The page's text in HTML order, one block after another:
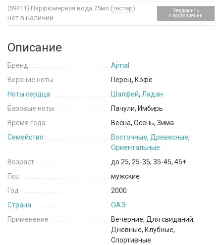
(59411) Парфюмерная вода 75мл (тестер)
нет в наличии
Уведомить
о поступлении
Описание
Бренд
Ajmal
Верхние ноты
Перец, Кофе
Ноты сердца
Шалфей, Ладан
Базовые ноты
Пачули, Имбирь
Время года
Весна, Осень, Зима
Семейство
Восточные, Древесные,
Ориентальные
Возраст
до 25, 25-35, 35-45, 45+
Пол
мужские
Год
2000
Страна
ОАЭ
Применение
Вечерние, Для свиданий,
Дневные, Клубные,
Спортивные